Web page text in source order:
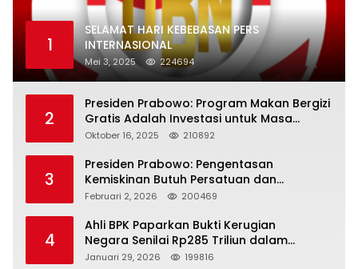
1
SELAMAT HARI KEBEBASAN PERS
INTERNASIONAL
Mei 3, 2025 224694
2
Presiden Prabowo: Program Makan Bergizi
Gratis Adalah Investasi untuk Masa
Depan Bangsa
Oktober 16, 2025 210892
3
Presiden Prabowo: Pengentasan
Kemiskinan Butuh Persatuan dan
Kepemimpinan yang Bertanggung Jawab
Februari 2, 2026 200469
4
Ahli BPK Paparkan Bukti Kerugian
Negara Senilai Rp285 Triliun dalam
Persidangan Korupsi PT Pertamina
Januari 29, 2026 199816